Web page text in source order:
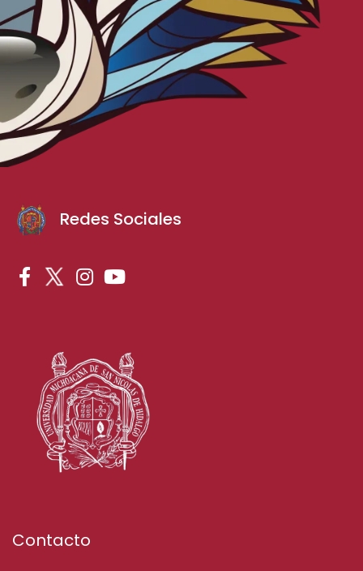
Redes Sociales
Contacto